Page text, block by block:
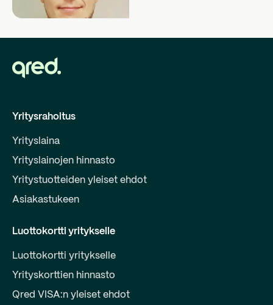
Yritysrahoitus
Yrityslaina
Yrityslainojen hinnasto
Yritystuotteiden yleiset ehdot
Asiakastukeen
Luottokortti yritykselle
Luottokortti yritykselle
Yrityskorttien hinnasto
Qred VISA:n yleiset ehdot